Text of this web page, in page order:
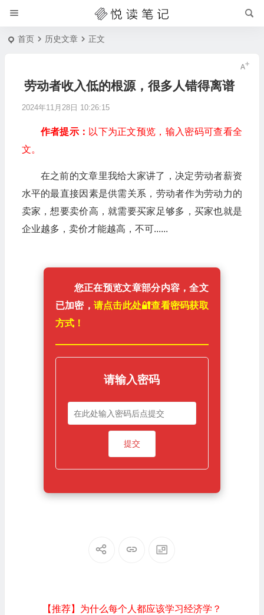
首页 历史文章 正文
劳动者收入低的根源，很多人错得离谱
2024年11月28日 10:26:15
作者提示： 以下为正文预览，输入密码可查看全
文。
在之前的文章里我给大家讲了，决定劳动者薪资
水平的最直接因素是供需关系，劳动者作为劳动力的
卖家，想要卖价高，就需要买家足够多，买家也就是
企业越多，卖价才能越高，不可......
您正在预览文章部分内容，全文
已加密， 请点击此处🔐️查看密码获取
方式！
请输入密码
【推荐】为什么每个人都应该学习经济学？